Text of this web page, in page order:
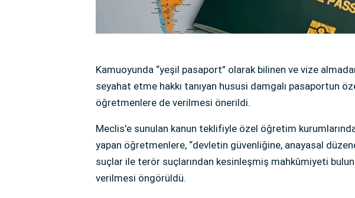
Kamuoyunda “yeşil pasaport” olarak bilinen ve vize
seyahat etme hakkı tanıyan hususi damgalı pasaportun
öğretmenlere de verilmesi önerildi.
Meclis'e sunulan kanun teklifiyle özel öğretim
yapan öğretmenlere, “devletin güvenliğine, anayasal
suçlar ile terör suçlarından kesinleşmiş mahkûmiyeti
verilmesi öngörüldü.